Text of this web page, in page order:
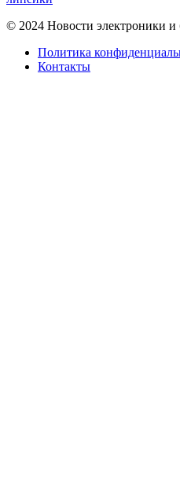
© 2024 Новости электроники и
Политика
Контакты